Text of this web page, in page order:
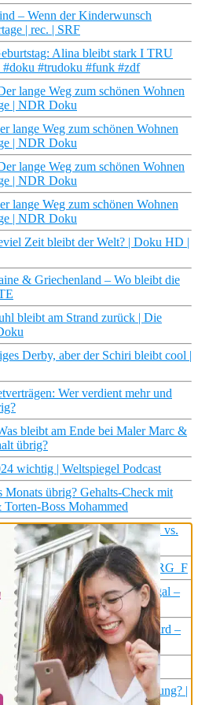
– Wenn der Kinderwunsch
| rec. | SRF
Alina bleibt stark I TRU
#trudoku #funk #zdf
lange Weg zum schönen Wohnen
| NDR Doku
lange Weg zum schönen Wohnen
| NDR Doku
lange Weg zum schönen Wohnen
| NDR Doku
lange Weg zum schönen Wohnen
| NDR Doku
Zeit bleibt der Welt? | Doku HD |
& Griechenland – Wo bleibt die
bleibt am Strand zurück | Die
Derby, aber der Schiri bleibt cool |
Wer verdient mehr und
bleibt am Ende bei Maler Marc &
übrig?
wichtig | Weltspiegel Podcast
Monats übrig? Gehalts-Check mit
Boss Mohammed
Monats übrig? Feuerwehrmann vs.
soll Catch & Release? | STRG_F
zum Künstler: Illegal-scheißegal –
Close Up | doku
Recycling zum Albtraum wird –
| Reporter | SRF
| Citizen Facts | ARTE
steigt unsere mentale Belastung? |